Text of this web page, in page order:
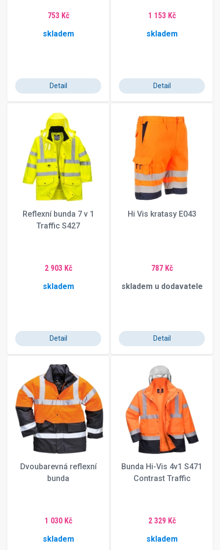
753 Kč
skladem
Detail
1 153 Kč
skladem
Detail
Reflexní bunda 7 v 1
Traffic S427
2 903 Kč
skladem
Detail
Hi Vis kratasy E043
787 Kč
skladem u dodavatele
Detail
Dvoubarevná reflexní
bunda
1 030 Kč
skladem
Bunda Hi-Vis 4v1 S471
Contrast Traffic
2 329 Kč
skladem